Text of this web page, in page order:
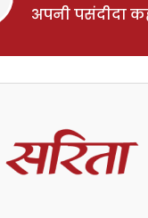
अपनी पसंदीदा